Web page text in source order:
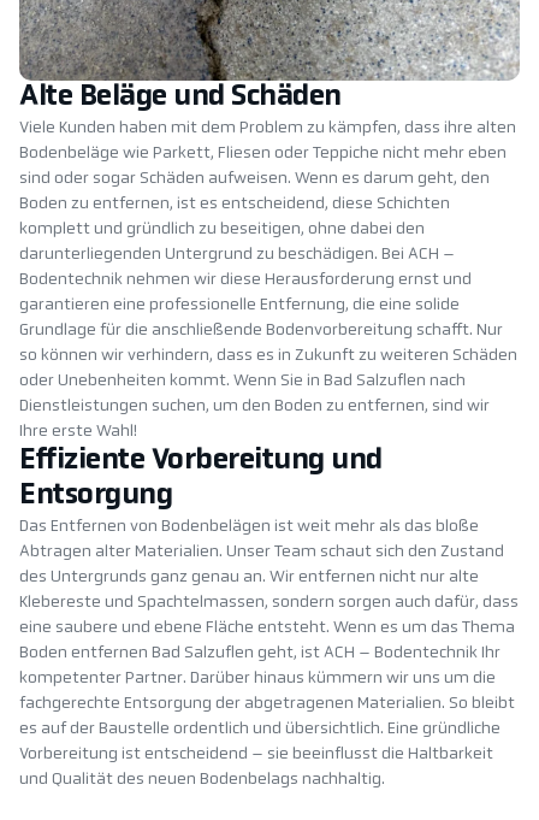
Alte Beläge und Schäden
Viele Kunden haben mit dem Problem zu kämpfen, dass ihre alten
Bodenbeläge wie Parkett, Fliesen oder Teppiche nicht mehr eben
sind oder sogar Schäden aufweisen. Wenn es darum geht, den
Boden zu entfernen, ist es entscheidend, diese Schichten
komplett und gründlich zu beseitigen, ohne dabei den
darunterliegenden Untergrund zu beschädigen. Bei ACH –
Bodentechnik nehmen wir diese Herausforderung ernst und
garantieren eine professionelle Entfernung, die eine solide
Grundlage für die anschließende Bodenvorbereitung schafft. Nur
so können wir verhindern, dass es in Zukunft zu weiteren Schäden
oder Unebenheiten kommt. Wenn Sie in Bad Salzuflen nach
Dienstleistungen suchen, um den Boden zu entfernen, sind wir
Ihre erste Wahl!
Effiziente Vorbereitung und
Entsorgung
Das Entfernen von Bodenbelägen ist weit mehr als das bloße
Abtragen alter Materialien. Unser Team schaut sich den Zustand
des Untergrunds ganz genau an. Wir entfernen nicht nur alte
Klebereste und Spachtelmassen, sondern sorgen auch dafür, dass
eine saubere und ebene Fläche entsteht. Wenn es um das Thema
Boden entfernen Bad Salzuflen geht, ist ACH – Bodentechnik Ihr
kompetenter Partner. Darüber hinaus kümmern wir uns um die
fachgerechte Entsorgung der abgetragenen Materialien. So bleibt
es auf der Baustelle ordentlich und übersichtlich. Eine gründliche
Vorbereitung ist entscheidend – sie beeinflusst die Haltbarkeit
und Qualität des neuen Bodenbelags nachhaltig.